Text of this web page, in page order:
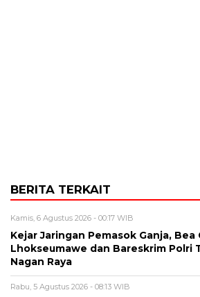
BERITA TERKAIT
Kamis, 6 Agustus 2026 - 00:17 WIB
Kejar Jaringan Pemasok Ganja, Bea
Lhokseumawe dan Bareskrim Polri
Nagan Raya
Rabu, 5 Agustus 2026 - 08:13 WIB